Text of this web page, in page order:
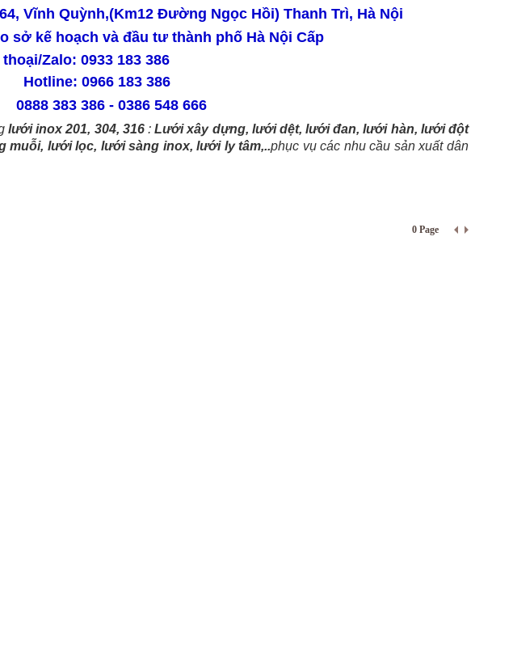
Vĩnh Quỳnh,(Km12 Đường Ngọc Hồi) Thanh Trì, Hà Nội
sở kế hoạch và đầu tư thành phố Hà Nội Cấp
Zalo: 0933 183 386
0966 183 386
386 - 0386 548 666
lưới inox 201, 304, 316 :Lưới xây dựng, lưới dệt, lưới đan, lưới hàn, lưới đột
lưới lọc, lưới sàng inox, lưới ly tâm,..phục vụ các nhu cầu sản xuất dân
0 Page